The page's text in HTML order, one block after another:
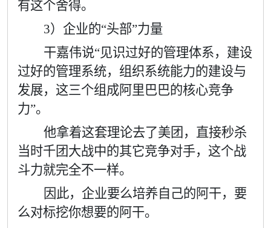
有这个舍得。
3）企业的“头部”力量
干嘉伟说“见识过好的管理体系，建设
过好的管理系统，组织系统能力的建设与
发展，这三个组成阿里巴巴的核心竞争
力”。
他拿着这套理论去了美团，直接秒杀
当时千团大战中的其它竞争对手，这个战
斗力就完全不一样。
因此，企业要么培养自己的阿干，要
么对标挖你想要的阿干。